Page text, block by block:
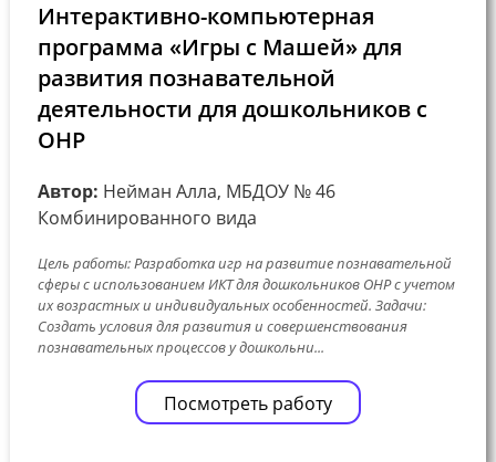
Интерактивно-компьютерная
программа «Игры с Машей» для
развития познавательной
деятельности для дошкольников с
ОНР
Автор: Нейман Алла, МБДОУ № 46
Комбинированного вида
Цель работы: Разработка игр на развитие познавательной
сферы с использованием ИКТ для дошкольников ОНР с учетом
их возрастных и индивидуальных особенностей. Задачи:
Создать условия для развития и совершенствования
познавательных процессов у дошкольни...
Посмотреть работу